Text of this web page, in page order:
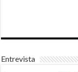
Entrevista